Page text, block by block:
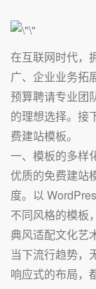
在互联网时代，
广、企业业务拓
预算聘请专业团
的理想选择。接
费建站模板。
一、模板的多样
优质的免费建站
度。以
不同风格的模板
典风适配文化艺
当下流行趋势，
响应式的布局，